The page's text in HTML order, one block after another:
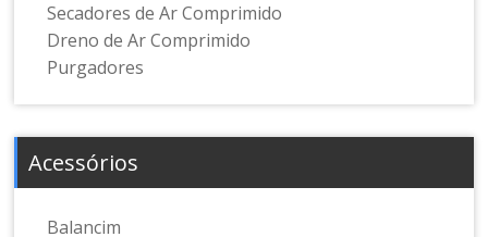
Secadores de Ar Comprimido
Dreno de Ar Comprimido
Purgadores
Acessórios
Balancim